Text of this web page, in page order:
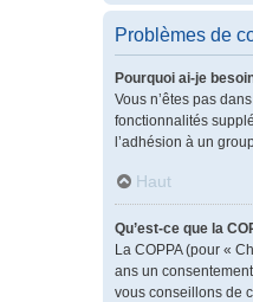
Problèmes de
Pourquoi ai-je
Vous n’êtes pas
fonctionnalités
l’adhésion à un
Haut
Qu’est-ce que la
La COPPA (pour «
ans un
vous conseillons de